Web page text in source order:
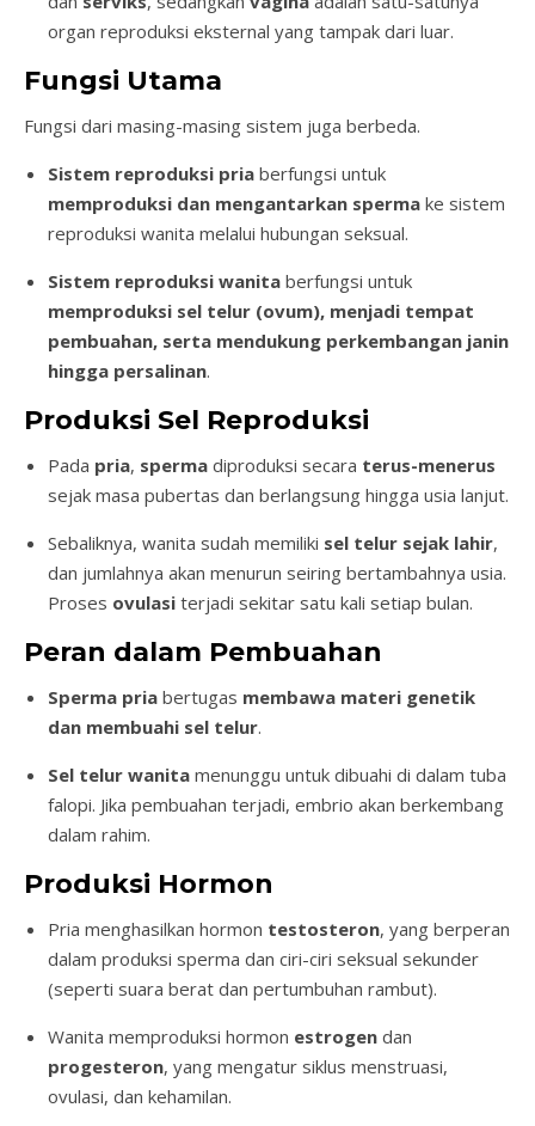
organ reproduksi eksternal yang tampak dari luar.
Fungsi Utama
Fungsi dari masing-masing sistem juga berbeda.
Sistem reproduksi pria berfungsi untuk
memproduksi dan mengantarkan sperma ke sistem
reproduksi wanita melalui hubungan seksual.
Sistem reproduksi wanita berfungsi untuk
memproduksi sel telur (ovum), menjadi tempat
pembuahan, serta mendukung perkembangan janin
hingga persalinan.
Produksi Sel Reproduksi
Pada pria, sperma diproduksi secara terus-menerus
sejak masa pubertas dan berlangsung hingga usia lanjut.
Sebaliknya, wanita sudah memiliki sel telur sejak lahir,
dan jumlahnya akan menurun seiring bertambahnya usia.
Proses ovulasi terjadi sekitar satu kali setiap bulan.
Peran dalam Pembuahan
Sperma pria bertugas membawa materi genetik
dan membuahi sel telur.
Sel telur wanita menunggu untuk dibuahi di dalam tuba
falopi. Jika pembuahan terjadi, embrio akan berkembang
dalam rahim.
Produksi Hormon
Pria menghasilkan hormon testosteron, yang berperan
dalam produksi sperma dan ciri-ciri seksual sekunder
(seperti suara berat dan pertumbuhan rambut).
Wanita memproduksi hormon estrogen dan
progesteron, yang mengatur siklus menstruasi,
ovulasi, dan kehamilan.